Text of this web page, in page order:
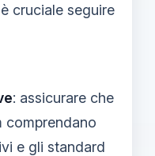
cruciale seguire
: assicurare che
comprendano
e gli standard